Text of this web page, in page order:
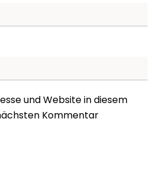
und Website in diesem
Kommentar